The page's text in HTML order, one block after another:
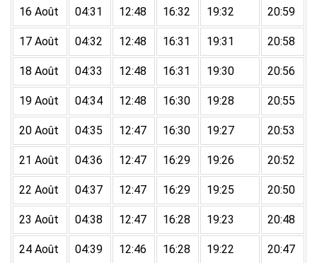
16 Août 04:31 12:48 16:32 19:32 20:59
17 Août 04:32 12:48 16:31 19:31 20:58
18 Août 04:33 12:48 16:31 19:30 20:56
19 Août 04:34 12:48 16:30 19:28 20:55
20 Août 04:35 12:47 16:30 19:27 20:53
21 Août 04:36 12:47 16:29 19:26 20:52
22 Août 04:37 12:47 16:29 19:25 20:50
23 Août 04:38 12:47 16:28 19:23 20:48
24 Août 04:39 12:46 16:28 19:22 20:47